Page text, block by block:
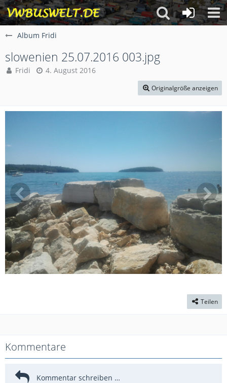
Album Fridi
slowenien 25.07.2016 003.jpg
Fridi 4. August 2016
Originalgröße anzeigen
Teilen
Kommentare